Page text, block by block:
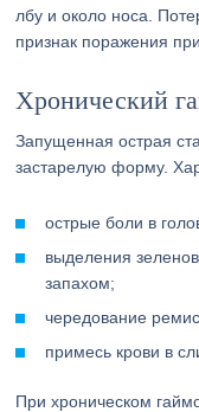
лбу и около носа.
признак поражения
Хронический
Запущенная острая
застарелую форму.
острые боли в
выделения
запахом;
чередование
примесь крови в
При хроническом